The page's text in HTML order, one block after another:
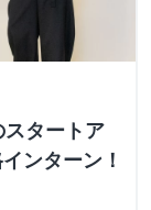
スタートア
ンターン！